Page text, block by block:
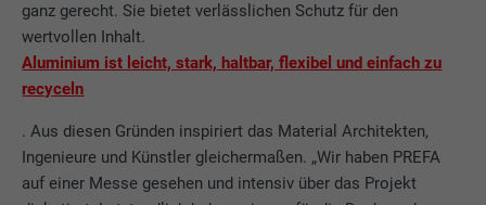
ganz gerecht. Sie bietet verlässlichen Schutz für den
wertvollen Inhalt.
Aluminium ist leicht, stark, haltbar, flexibel und einfach zu
recyceln
. Aus diesen Gründen inspiriert das Material Architekten,
Ingenieure und Künstler gleichermaßen. „Wir haben PREFA
auf einer Messe gesehen und intensiv über das Projekt